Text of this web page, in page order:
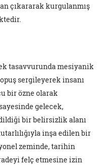
çıkararak kurgulanmış
tasavvurunda mesiyanik
sergileyerek insanı
bir özne olarak
gelecek,
bir belirsizlik alanı
inşa edilen bir
zeminde, tarihin
felç etmesine izin